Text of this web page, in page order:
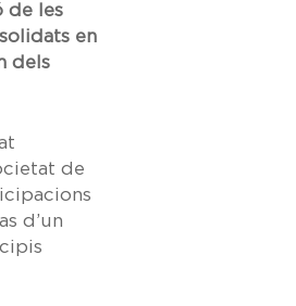
de les
en
dels
de
d’un